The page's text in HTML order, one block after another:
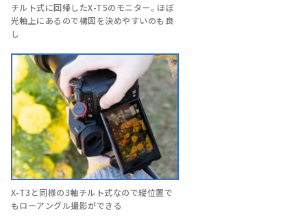
チルト式に回帰したX-T5のモニター。ほぼ
光軸上にあるので構図を決めやすいのも良
し
X-T3と同様の3軸チルト式なので縦位置で
もローアングル撮影ができる